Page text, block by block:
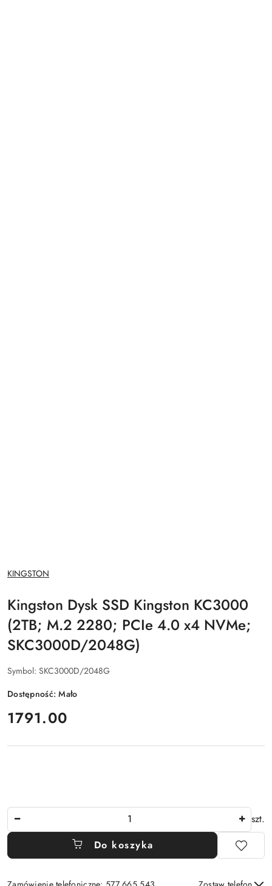
NAZWA
PRODUCENTA:
KINGSTON
Kingston Dysk SSD Kingston KC3000
(2TB; M.2 2280; PCIe 4.0 x4 NVMe;
SKC3000D/2048G)
Symbol: SKC3000D/2048G
Dostępność:Mało
cena:
1791.00
szt.
Do koszyka